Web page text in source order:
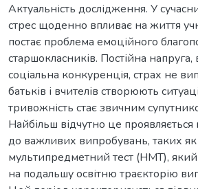
Актуальність дослідження. У
стрес щоденно впливає на життя
постає проблема емоційного
старшокласників. Постійна напруга,
соціальна конкуренція, страх не
батьків і вчителів створюють
тривожність стає звичним
Найбільш відчутно це проявляється
до важливих випробувань, таких
мультипредметний тест (НМТ),
на подальшу освітню траєкторію